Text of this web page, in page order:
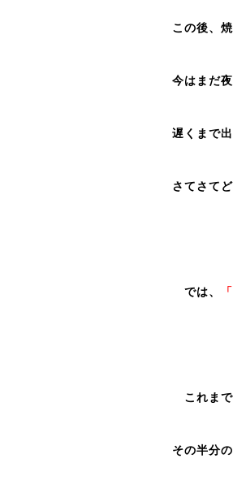
この後、
今はまだ
遅くまで
さてさて
では、
これまで
その半分